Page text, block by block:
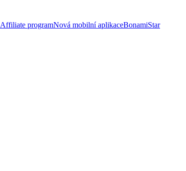
Affiliate programNová mobilní aplikaceBonamiStar